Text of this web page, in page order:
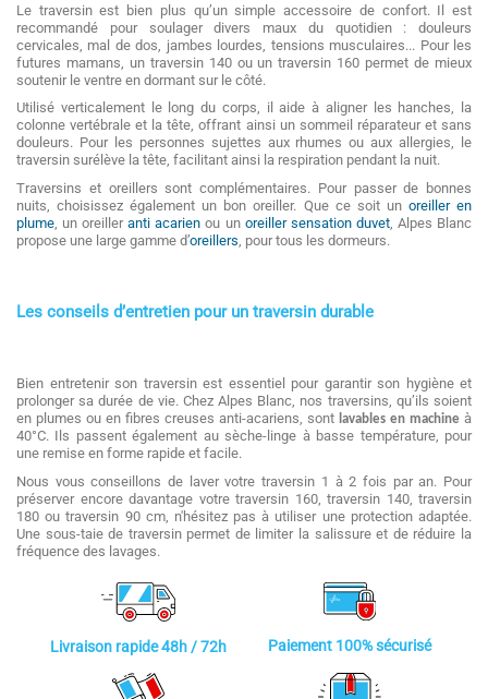
Le traversin est bien plus qu’un simple accessoire de confort. Il est
recommandé pour soulager divers maux du quotidien : douleurs
cervicales, mal de dos, jambes lourdes, tensions musculaires... Pour les
futures mamans, un traversin 140 ou un traversin 160 permet de mieux
soutenir le ventre en dormant sur le côté.
Utilisé verticalement le long du corps, il aide à aligner les hanches, la
colonne vertébrale et la tête, offrant ainsi un sommeil réparateur et sans
douleurs. Pour les personnes sujettes aux rhumes ou aux allergies, le
traversin surélève la tête, facilitant ainsi la respiration pendant la nuit.
Traversins et oreillers sont complémentaires. Pour passer de bonnes
nuits, choisissez également un bon oreiller. Que ce soit un oreiller en
plume, un oreilleranti acarien ou un oreiller sensation duvet, Alpes Blanc
propose une large gamme d’oreillers, pour tous les dormeurs.
Les conseils d’entretien pour un traversin durable
Bien entretenir son traversin est essentiel pour garantir son hygiène et
prolonger sa durée de vie. Chez Alpes Blanc, nos traversins, qu’ils soient
en plumes ou en fibres creuses anti-acariens, sont lavables en machine à
40°C. Ils passent également au sèche-linge à basse température, pour
une remise en forme rapide et facile.
Nous vous conseillons de laver votre traversin 1 à 2 fois par an. Pour
préserver encore davantage votre traversin 160, traversin 140, traversin
180 ou traversin 90 cm, n'hésitez pas à utiliser une protection adaptée.
Une sous-taie de traversin permet de limiter la salissure et de réduire la
fréquence des lavages.
Livraison rapide 48h / 72h Paiement 100% sécurisé